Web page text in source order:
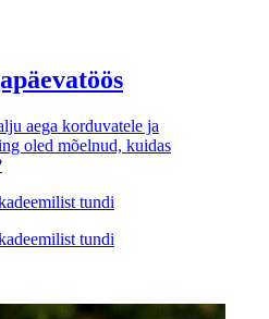
aega korduvatele ja
oled mõelnud, kuidas
tundi
tundi